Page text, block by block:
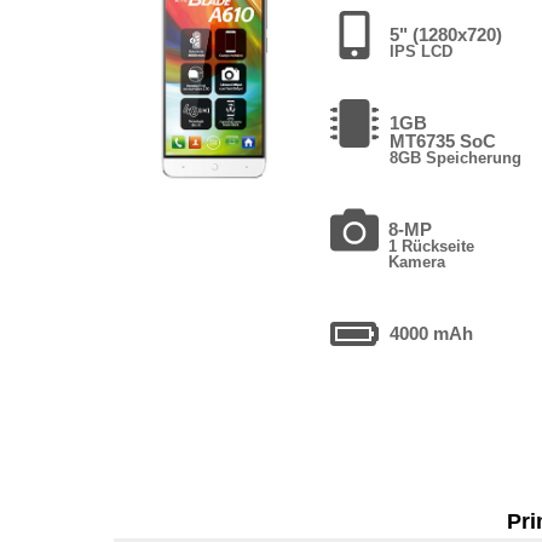
5" (1280x720)
IPS LCD
1GB
MT6735 SoC
8GB Speicherung
8-MP
1 Rückseite
Kamera
4000 mAh